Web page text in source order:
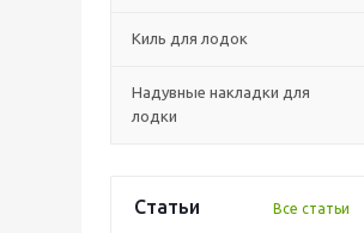
Киль для лодок
Надувные накладки для
лодки
Статьи Все статьи